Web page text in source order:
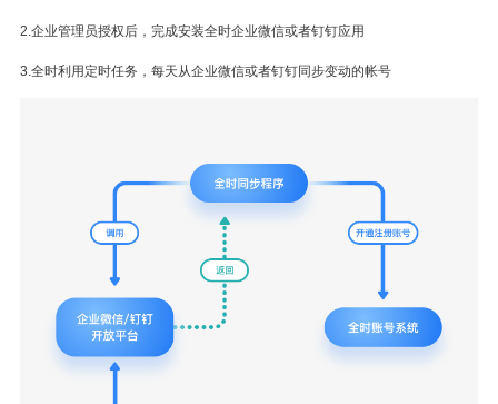
2.企业管理员授权后，完成安装全时企业微信或者钉钉应用
3.全时利用定时任务，每天从企业微信或者钉钉同步变动的帐号